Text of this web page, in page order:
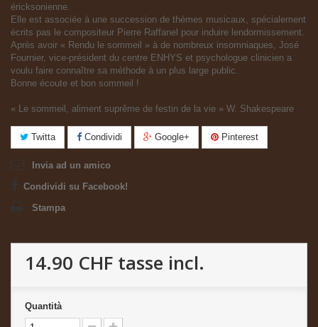
éricksonienne.
Elle est associée à une succession de thèmes musicaux, spécialement
écrits pas le compositeur Pierre Raffanel pour induire lendormissement.
Après avoir « Rendu le sommeil » à de nombreux insomniaques, José
Fournier, vice-président du centre ENHYS et psychologue clinicien a
voulu faire connaître sa méthode à un plus large public.
Bonne écoute et bon sommeil !
« Le sommeil, aliment suprême de festin de la vie » W. Shakespeare
Twitta Condividi Google+ Pinterest
Invia ad un amico
Condividi su Facebook!
Stampa
14.90 CHF tasse incl.
Quantità